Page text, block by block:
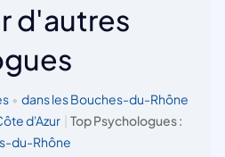
d'autres
• dans les Bouches-du-Rhône
d'Azur
Top Psychologues :
du-Rhône